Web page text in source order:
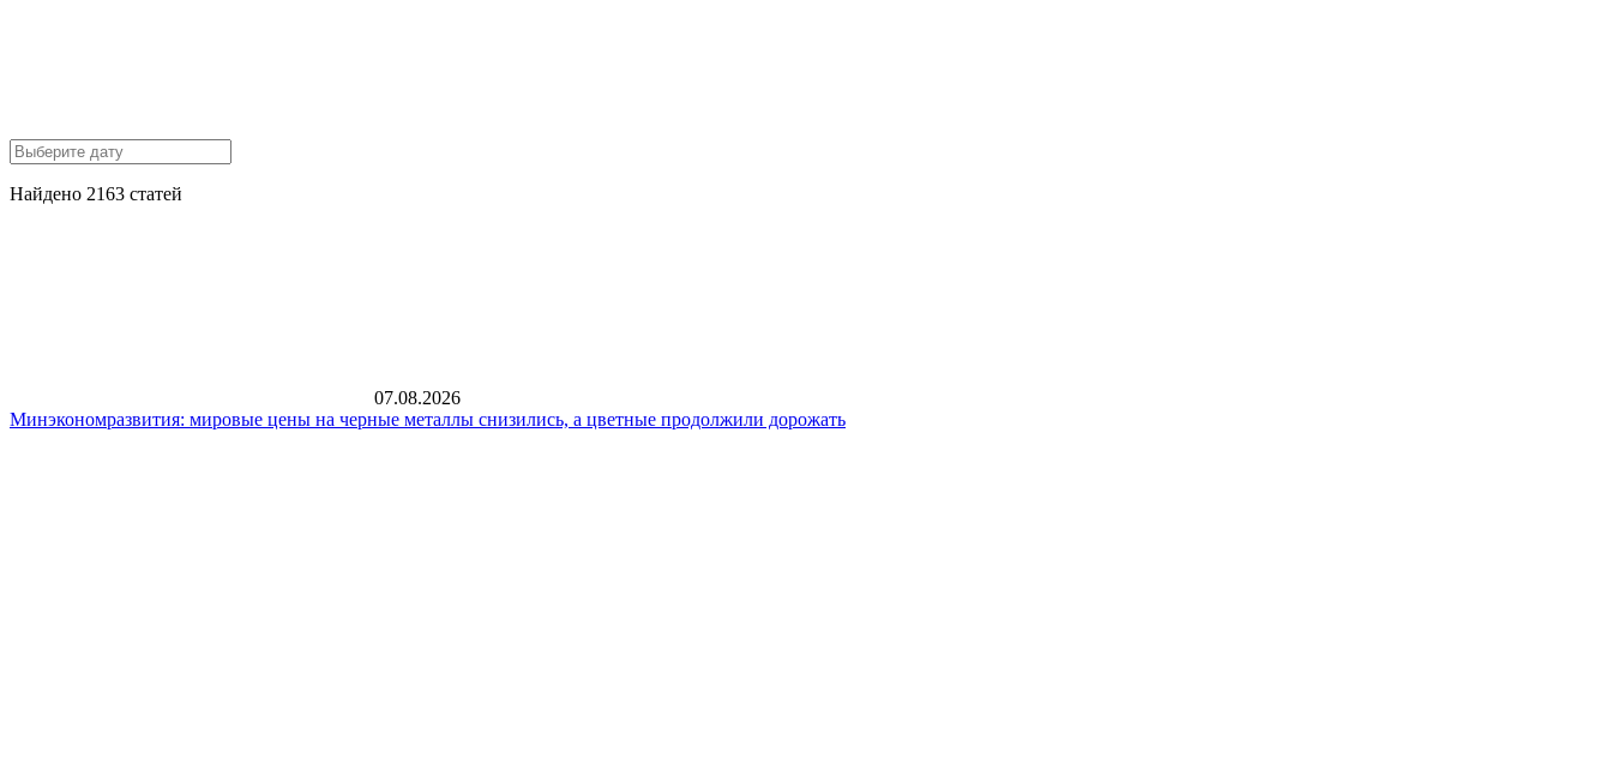
Найдено 2163 статей
07.08.2026
Минэкономразвития: мировые цены на черные металлы снизились, а цветные продолжили дорожать